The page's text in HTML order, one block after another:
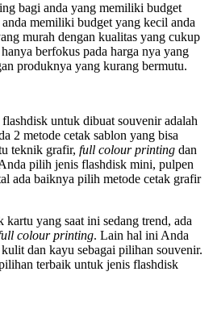
bagi anda yang memiliki budget
memiliki budget yang kecil anda
murah dengan kualitas yang cukup
berfokus pada harga nya yang
produknya yang kurang bermutu.
untuk dibuat souvenir adalah
2 metode cetak sablon yang bisa
teknik grafir, full colour printing dan
pilih jenis flashdisk mini, pulpen
ada baiknya pilih metode cetak grafir
yang saat ini sedang trend, ada
colour printing. Lain hal ini Anda
dan kayu sebagai pilihan souvenir.
terbaik untuk jenis flashdisk